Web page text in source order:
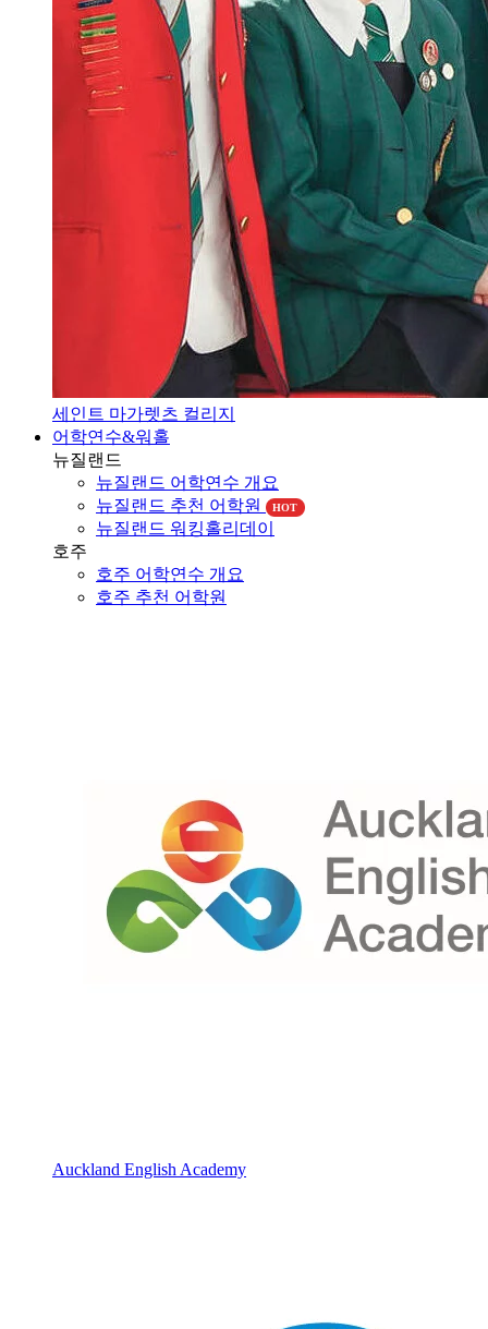
세인트 마가렛츠 컬리지
어학연수&워홀
뉴질랜드
뉴질랜드 어학연수 개요
뉴질랜드 추천 어학원
HOT
뉴질랜드 워킹홀리데이
호주
호주 추천 어학원